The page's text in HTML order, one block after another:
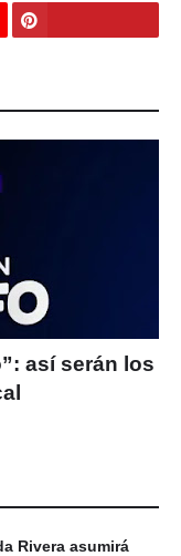
así serán los
Rivera asumirá